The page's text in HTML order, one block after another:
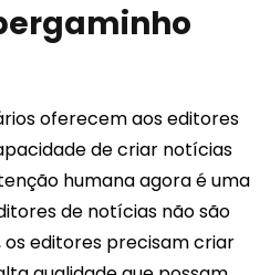
oferecem aos editores
de criar notícias
humana agora é uma
de notícias não são
editores precisam criar